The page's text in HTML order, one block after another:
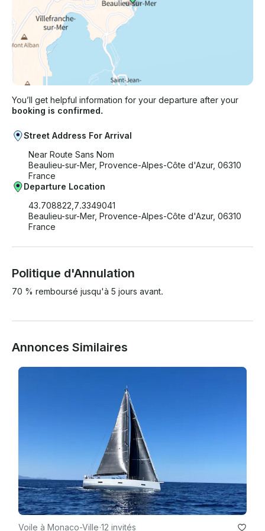
You’ll get helpful information for your departure after your
booking is confirmed.
Street Address For Arrival
Near Route Sans Nom
Beaulieu-sur-Mer, Provence-Alpes-Côte d'Azur, 06310
France
Departure Location
43.708822,7.3349041
Beaulieu-sur-Mer, Provence-Alpes-Côte d'Azur, 06310
France
Politique d'Annulation
70 % remboursé jusqu'à 5 jours avant.
Annonces Similaires
Voile à Monaco-Ville·12 invités